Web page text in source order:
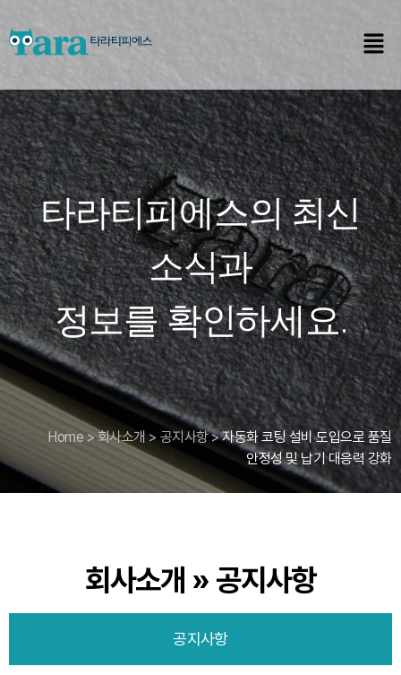
타라티피에스의 최신
소식과
정보를 확인하세요.
Home>회사소개> 공지사항>자동화 코팅 설비 도입으로 품질
안정성 및 납기 대응력 강화
회사소개 » 공지사항
공지사항